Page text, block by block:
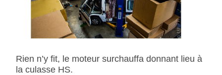
Rien n’y fit, le moteur surchauffa donnant lieu à
la culasse HS.